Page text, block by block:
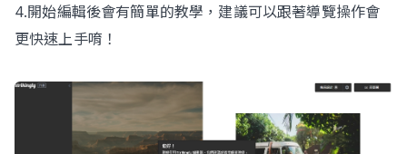
4.開始編輯後會有簡單的教學，建議可以跟著導覽操作會
更快速上手唷！